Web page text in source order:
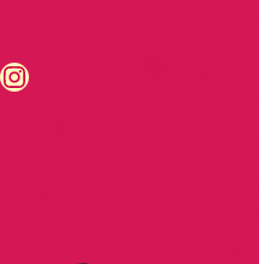
https://www.instagram.com/fmodia.cabofrio/